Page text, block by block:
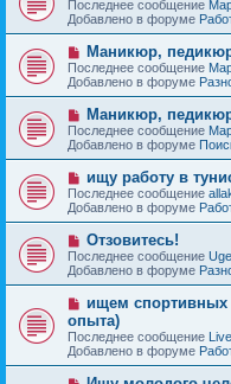
и
е
о
о
б
щ
е
н
и
е
в
о
е
с
о
о
б
щ
е
н
и
Последнее сообщение
Добавлено в форуме
Н
о
в
о
е
с
о
о
б
щ
е
н
и
е
Маникюр,
Последнее сообщение
Добавлено в форуме
Н
о
в
о
с
о
о
б
щ
е
н
и
Маникюр,
Последнее сообщение
Добавлено в форуме
Н
о
в
о
с
о
о
б
щ
е
н
и
е
ищу работу в
Последнее сообщение
Добавлено в форуме
Н
о
в
о
с
о
о
б
щ
е
Отзовитесь!
Последнее сообщение
Добавлено в форуме
Н
в
о
е
с
ищем спортивных
опыта)
Последнее сообщение
Добавлено в форуме
Н